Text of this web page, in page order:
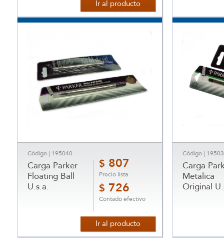
Ir al producto
Código | 195040
Carga Parker
Floating Ball
U.s.a.
$ 807
Precio lista
$ 726
Contado efectivo
Ir al producto
Código |
Carga
Metalica
Original